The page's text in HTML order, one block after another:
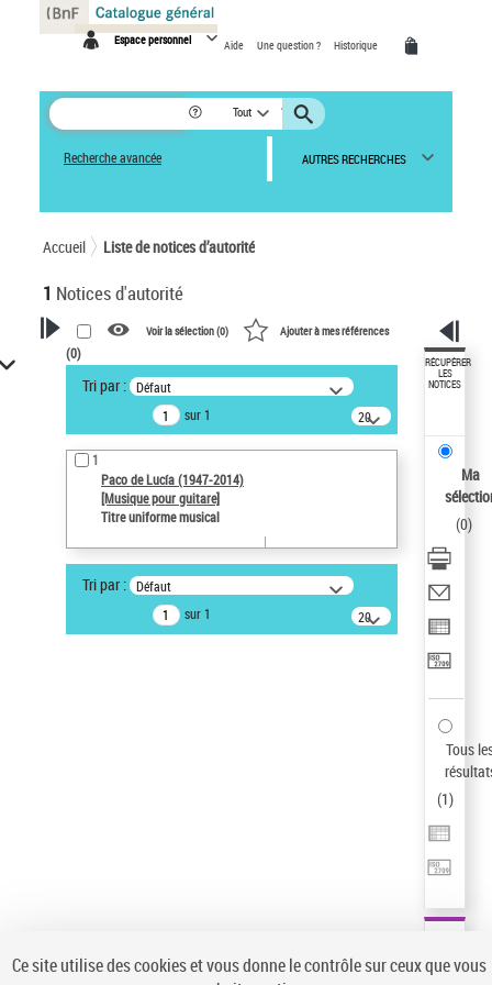
Espace personnel Aide Une question ? Historique
Tout
Recherche avancée AUTRES RECHERCHES
Accueil Liste de notices d’autorité
1 Notices d'autorité
VOTRE RECHERCHE
Recherche avancée dans les
notices d’autorité
Œuvres liées à l'auteur :
Paco de Lucía (1947-2014)
Statut de la notice d’autorité
Type de notice d'autorité
Voir la sélection (0) Ajouter à mes références
(0)
Tri par : Défaut
sur 1
20
résultats/page
1
Paco de Lucía (1947-2014)
[Musique pour guitare]
Titre uniforme musical
Tri par : Défaut
sur 1
20
résultats/page
RÉCUPÉRER
LES
NOTICES
Ma
(0)
Tous
(1)
Panneau de gestion des cookies
Ce site utilise des cookies et vous donne le contrôle sur ceux que vous